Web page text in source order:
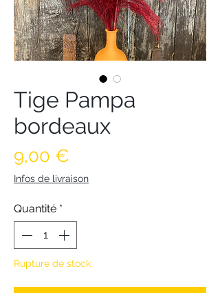
Tige Pampa
bordeaux
9,00 €
Infos de livraison
Quantité *
Rupture de stock